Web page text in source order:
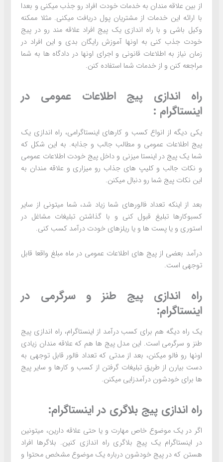
از بین علاقه مندان به خدمات خودت افراد رو جذب میکنی و بعدا
با ارائه این خدمات از مشتریان پول دریافت میکنی. مثلا ممکنه
وکیل باشی و با راه اندازی یک پیج افراد علاقه مند رو در پیج
خودت جذب کنی به اونها آموزش رایگان بدی و این افراد در
زمان نیاز به اطلاعات قانونی و اجرای اونها در دادگاه ها به شما
مراجعه کنن و از خدمات شما استفاده کنن.
راه اندازی پیج اطلاعات عمومی در
اینستاگرام :
یکی دیگه از انواع کسب و کارهای اینستاگرامی، راه اندازی یک
پیج اطلاعات عمومی و مطالب جالب و جذابه. به این شکل که
شما یک پیج در اینستا میزنی و داخل پیج خودت اطلاعات عمومی
و نکات جالب و کلیپ های جذاب رو میزاری و علاقه مندان به
این نکات پیج شما رو دنبال میکنن.
بعد از اینکه تعداد فالورهای شما زیاد شد، شما میتونی از سایر
کسبوکارها تبلیغ قبول کنی و با گذاشتن تبلیغات مشاغل در
استوری و یا پست ها و یا ریلزهای خودت درآمد کسب کنی.
درآمد بعضی از پیج های اطلاعات عمومی در ماه مبلغ واقعا قابل
توجهی است.
راه اندازی پیج طنز و سرگرمی در
اینستاگرام:
یک راه دیگه هم برای کسب درآمد از اینستاگرام، راه اندازی پیج
طنز و سرگرمی است. این مدل پیج ها هم که علاقه مندان زیادی
اونها رو فالو میکنن، بعد از مدتی که تعداد فالور قابل توجهی به
دست بیارن از طریق تبلیغات گرفتن از کسب و کارها و سایر پیج
ها برای خودشون درآمدزایی میکنن.
راه اندازی پیج بلاگری در اینستاگرام:
اگر در یک موضوع خاص مهارت و یا حتی علاقه دارین، میتونین
در اینستاگرام یک پیج بلاگری راه اندازی کنین. بلاگرها افراد
هستن که در پیج خودشون درباره یک موضوع مشخص محتوا و